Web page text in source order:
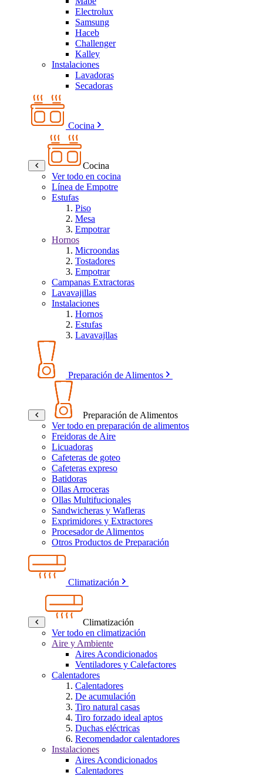
Electrolux
Samsung
Haceb
Challenger
Kalley
Instalaciones
Lavadoras
Secadoras
Cocina
Cocina
Ver todo en cocina
Línea de Empotre
Estufas
Piso
Mesa
Empotrar
Hornos
Microondas
Tostadores
Empotrar
Campanas Extractoras
Lavavajillas
Instalaciones
Hornos
Estufas
Lavavajllas
Preparación de Alimentos
Preparación de Alimentos
Ver todo en preparación de alimentos
Freidoras de Aire
Licuadoras
Cafeteras de goteo
Cafeteras expreso
Batidoras
Ollas Arroceras
Ollas Multifucionales
Sandwicheras y Wafleras
Exprimidores y Extractores
Procesador de Alimentos
Otros Productos de Preparación
Climatización
Climatización
Ver todo en climatización
Aire y Ambiente
Aires Acondicionados
Ventiladores y Calefactores
Calentadores
Calentadores
De acumulación
Tiro natural casas
Tiro forzado ideal aptos
Duchas eléctricas
Recomendador calentadores
Instalaciones
Aires Acondicionados
Calentadores